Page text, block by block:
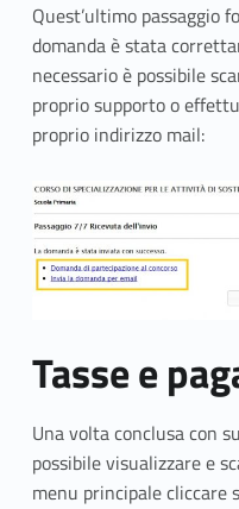
Quest’ultimo passaggio
domanda è stata
necessario è possibile
proprio supporto o
proprio indirizzo mail:
Tasse e
Una volta conclusa con
possibile visualizzare e
menu principale cliccare